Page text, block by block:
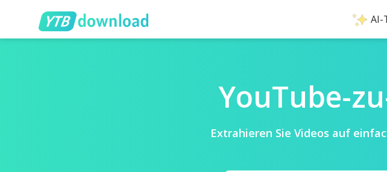
AI-
YouTube-
Extrahieren Sie Videos auf